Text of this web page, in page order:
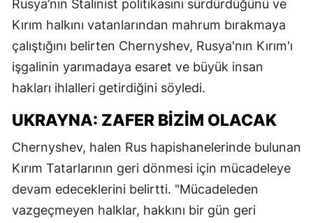
Rusya’nın Stalinist politikasını sürdürdüğünü ve
Kırım halkını vatanlarından mahrum bırakmaya
çalıştığını belirten Chernyshev, Rusya'nın Kırım'ı
işgalinin yarımadaya esaret ve büyük insan
hakları ihlalleri getirdiğini söyledi.
UKRAYNA: ZAFER BIZIM OLACAK
Chernyshev, halen Rus hapishanelerinde bulunan
Kırım Tatarlarının geri dönmesi için mücadeleye
devam edeceklerini belirtti. "Mücadeleden
vazgeçmeyen halklar, hakkını bir gün geri